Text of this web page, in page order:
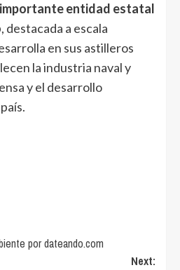
importante entidad estatal
, destacada a escala
en sus astilleros
la industria naval y
y el desarrollo
por dateando.com
Next: